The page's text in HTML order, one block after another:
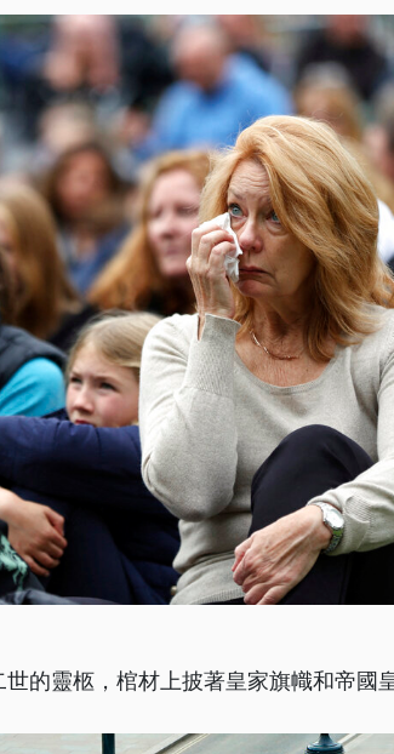
的靈柩，棺材上披著皇家旗幟和帝國